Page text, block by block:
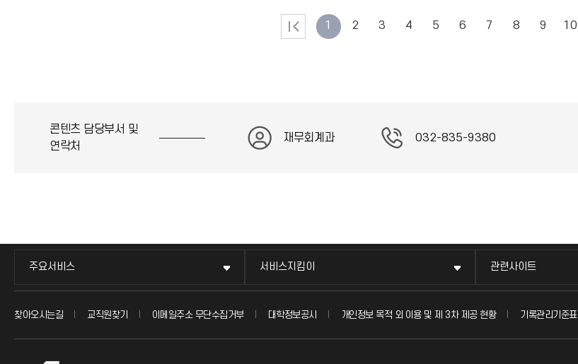
1 2 3 4 5 6 7 8 9 10
콘텐츠 담당부서 및
연락처
재무회계과 032-835-9380
주요서비스 서비스지킴이 관련사이트
찾아오시는길 교직원찾기 이메일주소 무단수집거부 대학정보공시 개인정보 목적 외 이용 및 제 3차 제공 현황 기록관리기준표